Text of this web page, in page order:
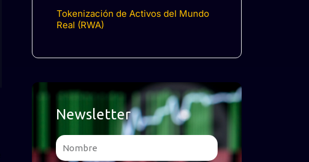
Tokenización de Activos del Mundo
Real (RWA)
Newsletter
Name